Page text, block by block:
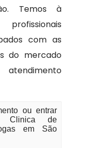
Temos à
com as
do mercado
ou entrar
Clinica de
em São